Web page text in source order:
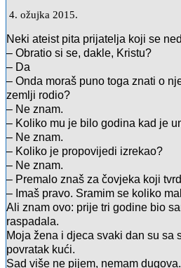
4. ožujka 2015.
Neki ateist pita prijatelja koji se
– Obratio si se, dakle, Kristu?
– Da
– Onda moraš puno toga znati o
zemlji rodio?
– Ne znam.
– Koliko mu je bilo godina kad je
– Ne znam.
– Koliko je propovijedi izrekao?
– Ne znam.
– Premalo znaš za čovjeka koji
– Imaš pravo. Sramim se koliko
Ali znam ovo: prije tri godine bio
raspadala.
Moja žena i djeca svaki dan su sa
povratak kući.
Sad više ne pijem, nemam